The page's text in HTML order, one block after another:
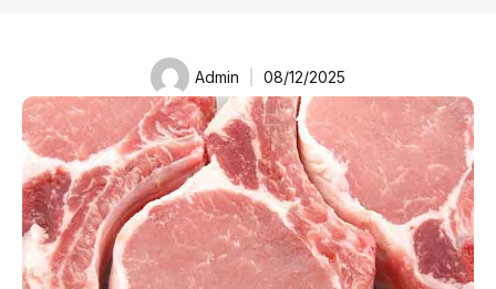
Admin 08/12/2025